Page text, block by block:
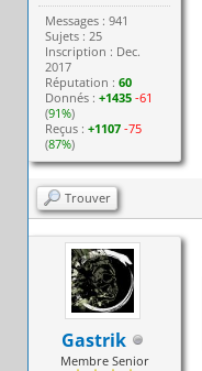
Messages : 941
Sujets : 25
Inscription : Dec.
2017
Réputation :60
Donnés :+1435 -61
(91%)
Reçus :+1107 -75
(87%)
Trouver
Gastrik
Membre Senior